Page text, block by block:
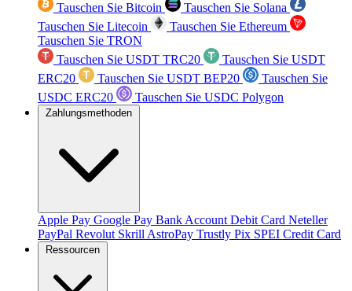
Tauschen Sie Bitcoin
Tauschen Sie Solana
Tauschen Sie Litecoin
Tauschen Sie Ethereum
Tauschen Sie TRON
Tauschen Sie USDT TRC20
Tauschen Sie USDT
ERC20
Tauschen Sie USDT BEP20
Tauschen Sie
USDC ERC20
Tauschen Sie USDC Polygon
Zahlungsmethoden
Apple Pay Google Pay Bank Account Debit Card Neteller
PayPal Revolut Skrill AstroPay Trustly Pix SPEI Credit Card
Ressourcen